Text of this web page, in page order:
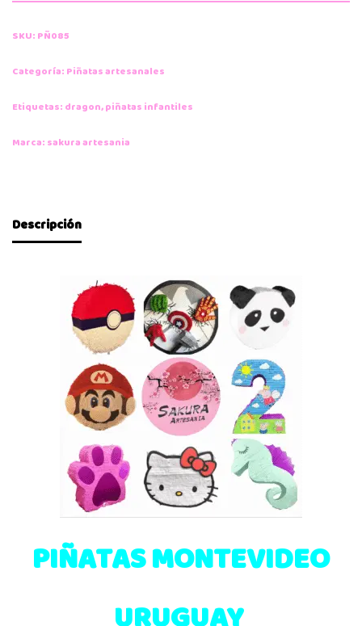
SKU: PÑ085
Categoría: Piñatas artesanales
Etiquetas: dragon,piñatas infantiles
Marca: sakura artesania
Descripción
PIÑATAS MONTEVIDEO